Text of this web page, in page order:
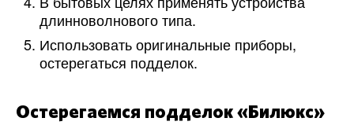
длинноволнового типа.
Использовать оригинальные приборы,
остерегаться подделок.
Остерегаемся подделок «Билюкс»